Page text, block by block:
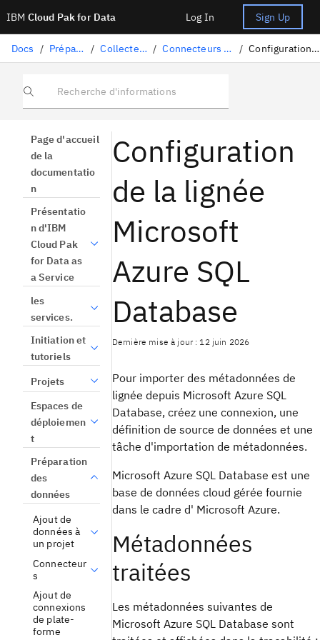
IBM Cloud Pak for Data Log In Sign Up
Docs / Préparation des données / Collecte de données structurées / Connecteurs pris en charge pour l'importation de lignées / Configuration de la lignée Microsoft Azure SQL Database
Recherche d'informations
Page d'accueil
de la
documentatio
n
Présentatio
n d'IBM
Cloud Pak
for Data as
a Service
les
services.
Initiation et
tutoriels
Projets
Espaces de
déploiemen
t
Préparation
des
données
Ajout de
données à
un projet
Connecteur
s
Ajout de
connexions
de plate-
forme
Configuration
de la lignée
Microsoft
Azure SQL
Database
Dernière mise à jour : 12 juin 2026
Pour importer des métadonnées de
lignée depuis Microsoft Azure SQL
Database, créez une connexion, une
définition de source de données et une
tâche d'importation de métadonnées.
Microsoft Azure SQL Database est une
base de données cloud gérée fournie
dans le cadre d' Microsoft Azure.
Métadonnées
traitées
Les métadonnées suivantes de
Microsoft Azure SQL Database sont